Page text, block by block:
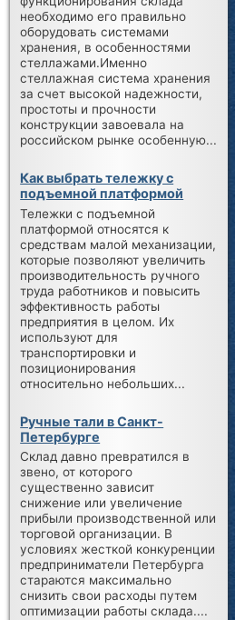
необходимо его правильно
оборудовать системами
хранения, в особенностями
стеллажами.Именно
стеллажная система хранения
за счет высокой надежности,
простоты и прочности
конструкции завоевала на
российском рынке особенную...
Как выбрать тележку с
подъемной платформой
Тележки с подъемной
платформой относятся к
средствам малой механизации,
которые позволяют увеличить
производительность ручного
труда работников и повысить
эффективность работы
предприятия в целом. Их
используют для
транспортировки и
позиционирования
относительно небольших...
Ручные тали в Санкт-
Петербурге
Склад давно превратился в
звено, от которого
существенно зависит
снижение или увеличение
прибыли производственной или
торговой организации. В
условиях жесткой конкуренции
предприниматели Петербурга
стараются максимально
снизить свои расходы путем
оптимизации работы склада....